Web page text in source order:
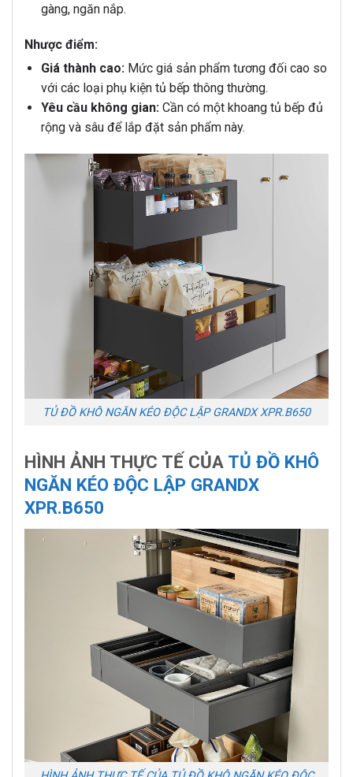
gàng, ngăn nắp.
Nhược điểm:
Giá thành cao:Mức giá sản phẩm tương đối cao so
với các loại phụ kiện tủ bếp thông thường.
Yêu cầu không gian:Cần có một khoang tủ bếp đủ
rộng và sâu để lắp đặt sản phẩm này.
TỦ ĐỒ KHÔ NGĂN KÉO ĐỘC LẬP GRANDX XPR.B650
HÌNH ẢNH THỰC TẾ CỦA TỦ ĐỒ KHÔ
NGĂN KÉO ĐỘC LẬP GRANDX
XPR.B650